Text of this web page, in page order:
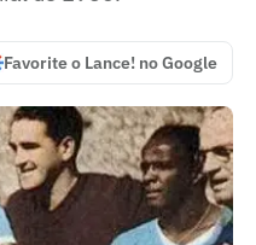
Favorite o Lance! no Google